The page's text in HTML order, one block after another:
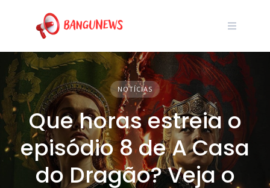
NOTÍCIAS
Que horas estreia o
episódio 8 de A Casa
do Dragão? Veja o